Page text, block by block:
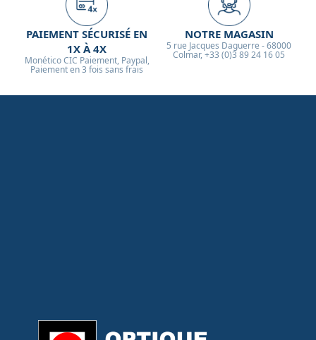
PAIEMENT SÉCURISÉ EN
1X À 4X
Monético CIC Paiement, Paypal,
Paiement en 3 fois sans frais
NOTRE MAGASIN
5 rue Jacques Daguerre - 68000
Colmar, +33 (0)3 89 24 16 05